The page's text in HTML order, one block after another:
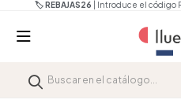
🏷️ REBAJAS26 | Introduce el código